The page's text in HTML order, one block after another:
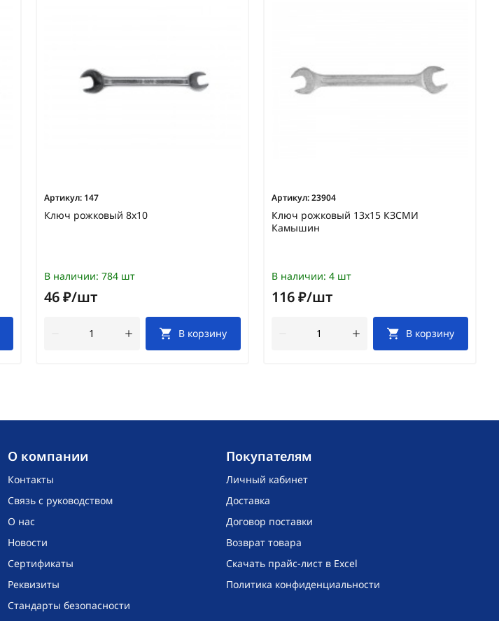
Артикул: 147
Ключ рожковый 8х10
В наличии: 784 шт
46 ₽/шт
В корзину
Артикул:23904
Ключ рожковый 13х15 КЗСМИ
Камышин
В наличии: 4 шт
116 ₽/шт
В корзину
O компании
Контакты
Связь с руководством
О нас
Новости
Сертификаты
Реквизиты
Стандарты безопасности
Покупателям
Личный кабинет
Доставка
Договор поставки
Возврат товара
Скачать прайс-лист в Excel
Политика конфиденциальности